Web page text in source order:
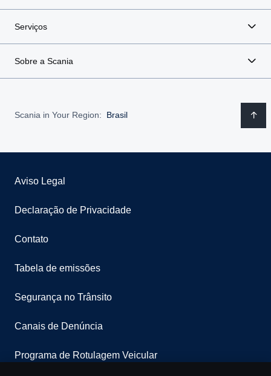
Serviços
Sobre a Scania
Scania in Your Region: Brasil
Aviso Legal
Declaração de Privacidade
Contato
Tabela de emissões
Segurança no Trânsito
Canais de Denúncia
Programa de Rotulagem Veicular